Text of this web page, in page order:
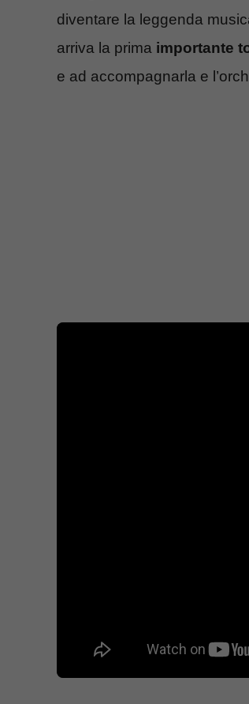
diventare la leggenda
arriva la prima importante
e ad accompagnarla e